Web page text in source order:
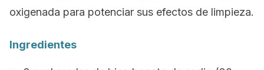
oxigenada para potenciar sus efectos de limpieza.
Ingredientes